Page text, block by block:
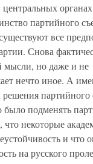
партийного
все
Снова
мысли, но даже и не
нечто иное. А
партийного
было подменять
некоторые
и что
на русского